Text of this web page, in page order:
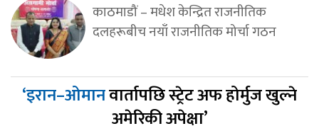
काठमाडौं – मधेश केन्द्रित राजनीतिक
दलहरूबीच नयाँ राजनीतिक मोर्चा गठन
‘इरान–ओमानवार्तापछि स्ट्रेट अफ होर्मुज खुल्ने
अमेरिकी अपेक्षा’